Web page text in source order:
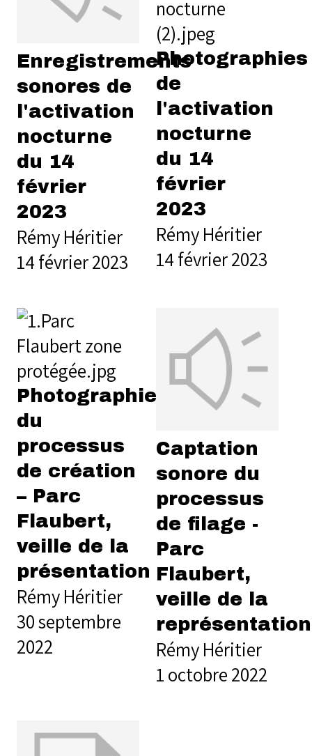
Enregistrements
sonores de
l'activation
nocturne
du 14
février
2023
Rémy Héritier
14 février 2023
Photographies
de
l'activation
nocturne
du 14
février
2023
Rémy Héritier
14 février 2023
Photographie
du
processus
de création
– Parc
Flaubert,
veille de la
présentation
Rémy Héritier
30 septembre
2022
Captation
sonore du
processus
de filage -
Parc
Flaubert,
veille de la
représentation
Rémy Héritier
1 octobre 2022